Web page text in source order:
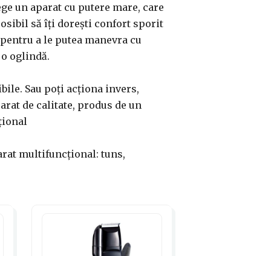
un aparat cu putere mare, care
să îți dorești confort sporit
a le putea manevra cu
oglindă.
Sau poți acționa invers,
de calitate, produs de un
multifuncțional: tuns,